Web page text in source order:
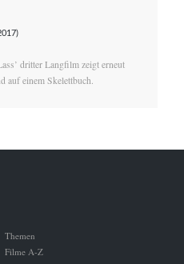
dritter Langfilm zeigt erneut
auf einem Skelettbuch.
Themen
Filme A-Z